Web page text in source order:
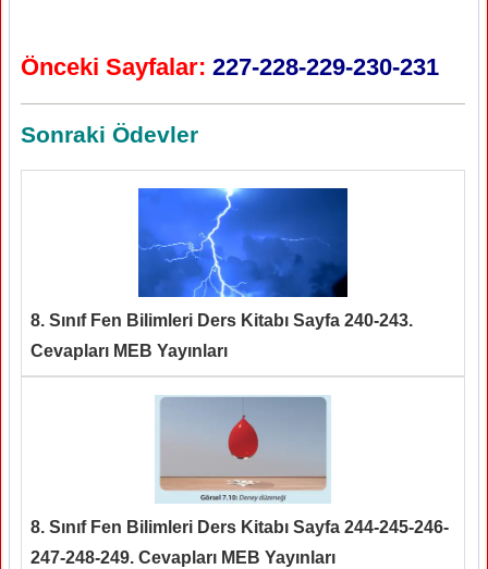
Önceki Sayfalar: 227-228-229-230-231
Sonraki Ödevler
8. Sınıf Fen Bilimleri Ders Kitabı Sayfa 240-243.
Cevapları MEB Yayınları
8. Sınıf Fen Bilimleri Ders Kitabı Sayfa 244-245-246-
247-248-249. Cevapları MEB Yayınları